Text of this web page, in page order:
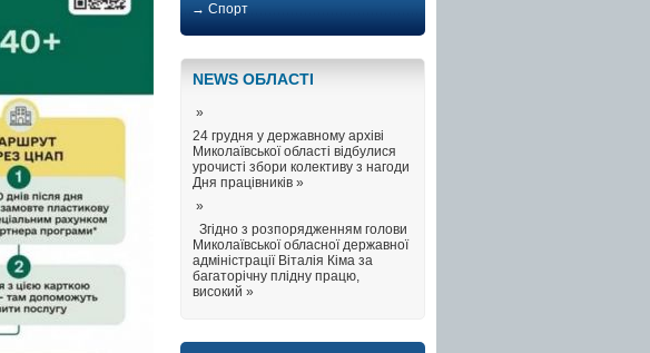
→ Спорт
NEWS ОБЛАСТI
»
24 грудня у державному архіві
Миколаївської області відбулися
урочисті збори колективу з нагоди
Дня працівників »
»
Згідно з розпорядженням голови
Миколаївської обласної державної
адміністрації Віталія Кіма за
багаторічну плідну працю,
високий »